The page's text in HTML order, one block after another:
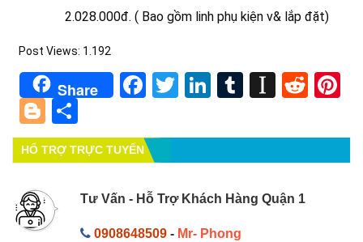
2.028.000đ. ( Bao gồm linh phụ kiện v& lắp đặt)
Post Views: 1.192
Share Facebook
TwitterLinkedIn
Tumblr
Blogger
HỔ TRỢ TRỰC TUYẾN
Tư Vấn - Hỗ Trợ Khách Hàng Quận 1
0908648509- Mr- Phong